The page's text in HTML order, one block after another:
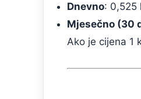
Dnevno: 0,525
Mjesečno (30
Ako je cijena 1